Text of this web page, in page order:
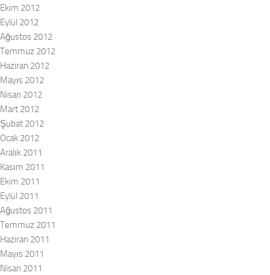
Ekim 2012
Eylül 2012
Ağustos 2012
Temmuz 2012
Haziran 2012
Mayıs 2012
Nisan 2012
Mart 2012
Şubat 2012
Ocak 2012
Aralık 2011
Kasım 2011
Ekim 2011
Eylül 2011
Ağustos 2011
Temmuz 2011
Haziran 2011
Mayıs 2011
Nisan 2011